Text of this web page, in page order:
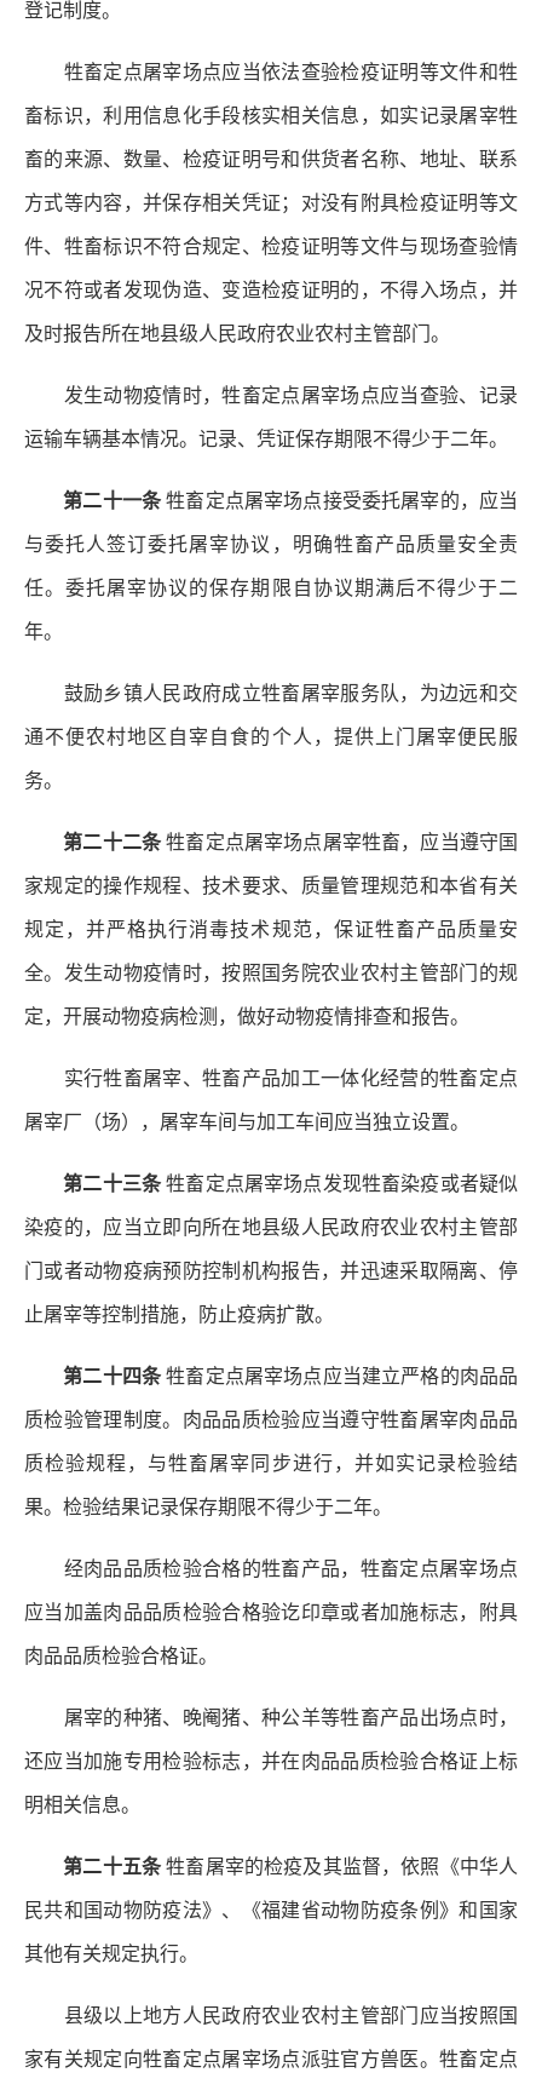
登记制度。
牲畜定点屠宰场点应当依法查验检疫证明等文件和牲
畜标识，利用信息化手段核实相关信息，如实记录屠宰牲
畜的来源、数量、检疫证明号和供货者名称、地址、联系
方式等内容，并保存相关凭证；对没有附具检疫证明等文
件、牲畜标识不符合规定、检疫证明等文件与现场查验情
况不符或者发现伪造、变造检疫证明的，不得入场点，并
及时报告所在地县级人民政府农业农村主管部门。
发生动物疫情时，牲畜定点屠宰场点应当查验、记录
运输车辆基本情况。记录、凭证保存期限不得少于二年。
第二十一条牲畜定点屠宰场点接受委托屠宰的，应当
与委托人签订委托屠宰协议，明确牲畜产品质量安全责
任。委托屠宰协议的保存期限自协议期满后不得少于二
年。
鼓励乡镇人民政府成立牲畜屠宰服务队，为边远和交
通不便农村地区自宰自食的个人，提供上门屠宰便民服
务。
第二十二条牲畜定点屠宰场点屠宰牲畜，应当遵守国
家规定的操作规程、技术要求、质量管理规范和本省有关
规定，并严格执行消毒技术规范，保证牲畜产品质量安
全。发生动物疫情时，按照国务院农业农村主管部门的规
定，开展动物疫病检测，做好动物疫情排查和报告。
实行牲畜屠宰、牲畜产品加工一体化经营的牲畜定点
屠宰厂（场），屠宰车间与加工车间应当独立设置。
第二十三条牲畜定点屠宰场点发现牲畜染疫或者疑似
染疫的，应当立即向所在地县级人民政府农业农村主管部
门或者动物疫病预防控制机构报告，并迅速采取隔离、停
止屠宰等控制措施，防止疫病扩散。
第二十四条牲畜定点屠宰场点应当建立严格的肉品品
质检验管理制度。肉品品质检验应当遵守牲畜屠宰肉品品
质检验规程，与牲畜屠宰同步进行，并如实记录检验结
果。检验结果记录保存期限不得少于二年。
经肉品品质检验合格的牲畜产品，牲畜定点屠宰场点
应当加盖肉品品质检验合格验讫印章或者加施标志，附具
肉品品质检验合格证。
屠宰的种猪、晚阉猪、种公羊等牲畜产品出场点时，
还应当加施专用检验标志，并在肉品品质检验合格证上标
明相关信息。
第二十五条牲畜屠宰的检疫及其监督，依照《中华人
民共和国动物防疫法》、《福建省动物防疫条例》和国家
其他有关规定执行。
县级以上地方人民政府农业农村主管部门应当按照国
家有关规定向牲畜定点屠宰场点派驻官方兽医。牲畜定点